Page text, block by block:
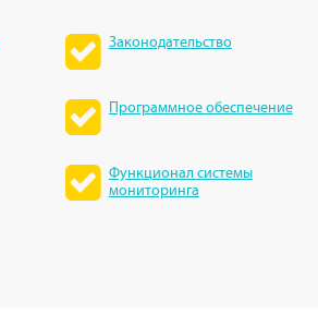
Законодательство
Программное обеспечение
Функционал системы
мониторинга